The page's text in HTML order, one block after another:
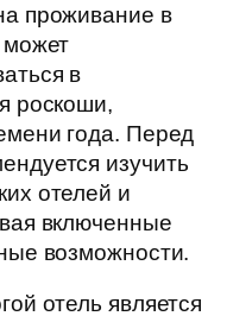
проживание в
может
в
роскоши,
года. Перед
изучить
отелей и
включенные
возможности.
отель является